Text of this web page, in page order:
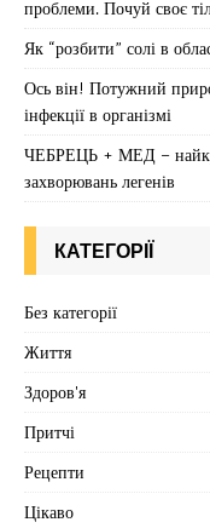
проблеми. Почуй своє
Як “розбити” солі в
Ось він! Потужний
інфекції в організмі
ЧЕБРЕЦЬ + МЕД –
захворювань легенів
КАТЕГОРІЇ
Без категорії
Життя
Здоров'я
Притчі
Рецепти
Цікаво